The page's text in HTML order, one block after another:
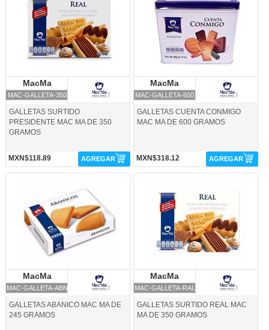
MacMa
MAC-GALLETA-350
GALLETAS SURTIDO
PRESIDENTE MAC MA DE 350
GRAMOS
MXN$118.89 AGREGAR
MacMa
MAC-GALLETA-600
GALLETAS CUENTA CONMIGO
MAC MA DE 600 GRAMOS
MXN$318.12 AGREGAR
MacMa
MAC-GALLETA-ABN
GALLETAS ABANICO MAC MA DE
245 GRAMOS
MacMa
MAC-GALLETA-RAL
GALLETAS SURTIDO REAL MAC
MA DE 350 GRAMOS